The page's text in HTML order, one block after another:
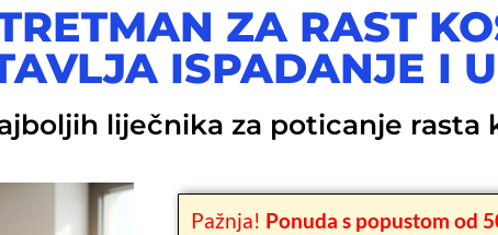
ZA RAST
ISPADANJE I
liječnika za poticanje rasta
Pažnja! Ponuda s popustom od